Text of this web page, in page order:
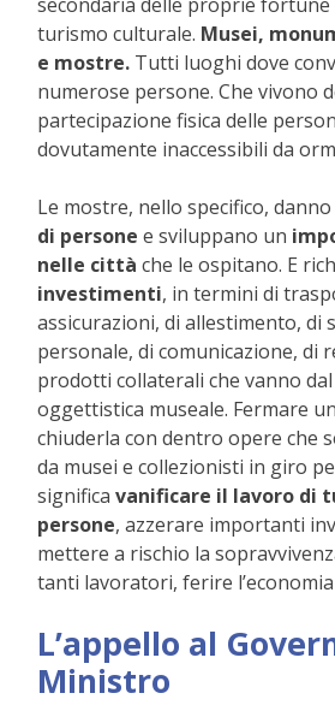
turismo culturale. Musei,
e mostre. Tutti luoghi dove
numerose persone. Che vivono
partecipazione fisica delle
dovutamente inaccessibili da
Le mostre, nello specifico, danno
di persone e sviluppano un
nelle città che le ospitano. E
investimenti, in termini di
assicurazioni, di allestimento, di
personale, di comunicazione, di
prodotti collaterali che vanno
oggettistica museale. Fermare
chiuderla con dentro opere che
da musei e collezionisti in giro
significa vanificare il lavoro di
persone, azzerare importanti
mettere a rischio la
tanti lavoratori, ferire
L’appello al
Ministro